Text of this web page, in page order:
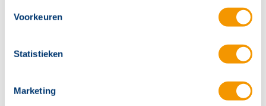
Voorkeuren
Statistieken
Marketing
retailsector.